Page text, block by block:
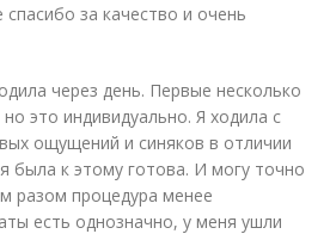
за качество и очень
через день. Первые несколько
это индивидуально. Я ходила с
ощущений и синяков в отличии
была к этому готова. И могу точно
разом процедура менее
есть однозначно, у меня ушли